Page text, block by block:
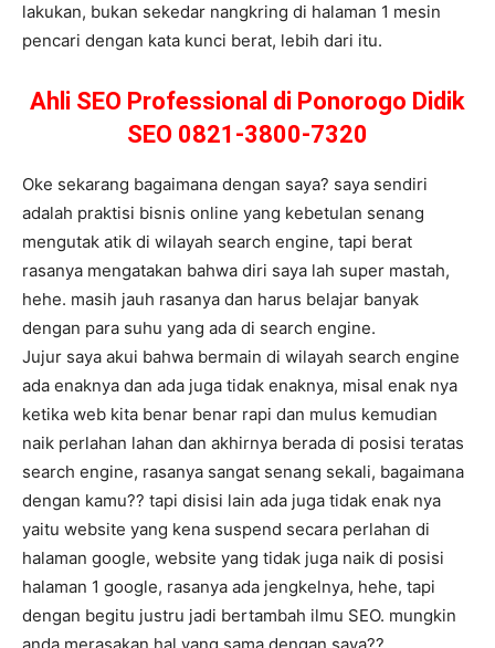
lakukan, bukan sekedar nangkring di halaman 1 mesin
pencari dengan kata kunci berat, lebih dari itu.
Ahli SEO Professional di Ponorogo Didik
SEO 0821-3800-7320
Oke sekarang bagaimana dengan saya? saya sendiri
adalah praktisi bisnis online yang kebetulan senang
mengutak atik di wilayah search engine, tapi berat
rasanya mengatakan bahwa diri saya lah super mastah,
hehe. masih jauh rasanya dan harus belajar banyak
dengan para suhu yang ada di search engine.
Jujur saya akui bahwa bermain di wilayah search engine
ada enaknya dan ada juga tidak enaknya, misal enak nya
ketika web kita benar benar rapi dan mulus kemudian
naik perlahan lahan dan akhirnya berada di posisi teratas
search engine, rasanya sangat senang sekali, bagaimana
dengan kamu?? tapi disisi lain ada juga tidak enak nya
yaitu website yang kena suspend secara perlahan di
halaman google, website yang tidak juga naik di posisi
halaman 1 google, rasanya ada jengkelnya, hehe, tapi
dengan begitu justru jadi bertambah ilmu SEO. mungkin